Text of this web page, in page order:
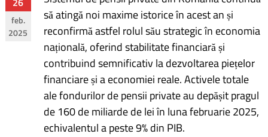
feb.
2025
să atingă noi maxime istorice în acest an și
reconfirmă astfel rolul său strategic în economia
națională, oferind stabilitate financiară și
contribuind semnificativ la dezvoltarea piețelor
financiare și a economiei reale. Activele totale
ale fondurilor de pensii private au depășit pragul
de 160 de miliarde de lei în luna februarie 2025,
echivalentul a peste 9% din PIB.
Navigare
în
articole